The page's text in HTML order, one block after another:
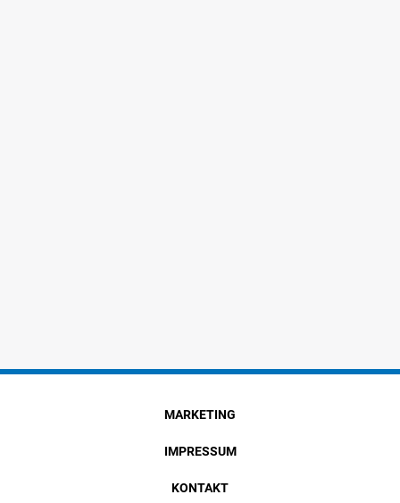
MARKETING
IMPRESSUM
KONTAKT